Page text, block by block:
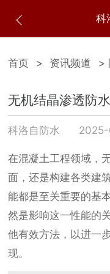
科
首页 > 资讯频道 >
无机结晶渗透防
科洛自防水
在混凝土工程领域，
面，还是构建各类建
能都是至关重要的基
然是影响这一性能的
他有效方法，以进一
现。